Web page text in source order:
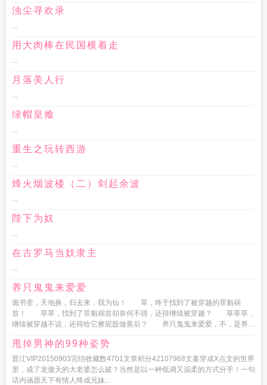
浊尘寻欢录
...
用大肉棒在民国横着走
...
月落美人行
...
绿帽皇飨
...
重生之玩转西游
...
烽火烟波楼（二）剑起余波
...
陛下为奴
...
在古罗马当奴隶主
...
养只鬼鬼来爱爱
诡书变，天地换，归去来，我为仙！ 草，终于找到了被穿越的罪魁祸
首！ 草草，找到了罪魁祸首却奈何不得，还得继续被穿越？ 草草草，
继续被穿越不说，还得给它擦屁股做善后？ 养只鬼鬼来爱爱，不，是养一
甩掉男神的99种姿势
晋江VIP20150903完结收藏数4701文章积分42107968文案穿成X点文的世界
里，成了龙傲天的大老婆怎么破？当然是以一种低调又温柔的方式分手！一句
话内涵愿天下有情人终成兄妹...